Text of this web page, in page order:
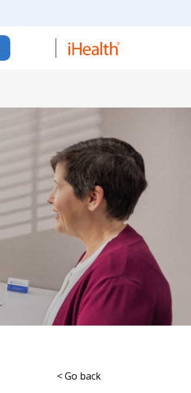
< Go back